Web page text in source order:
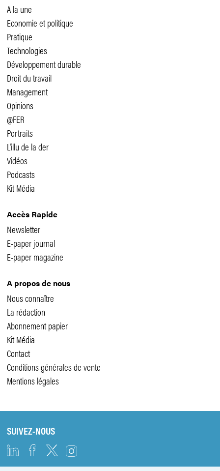
A la une
Economie et politique
Pratique
Technologies
Développement durable
Droit du travail
Management
Opinions
@FER
Portraits
L'illu de la der
Vidéos
Podcasts
Kit Média
Accès Rapide
Newsletter
E-paper journal
E-paper magazine
A propos de nous
Nous connaître
La rédaction
Abonnement papier
Kit Média
Contact
Conditions générales de vente
Mentions légales
SUIVEZ-NOUS